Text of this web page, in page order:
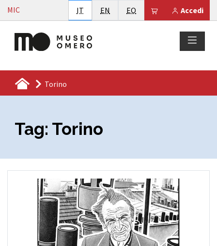
Vai al contenuto
MIC Accedi
Il tuo carrello è
IT Italiano
EN English
EO Esperanto
Torino
Tag: Torino